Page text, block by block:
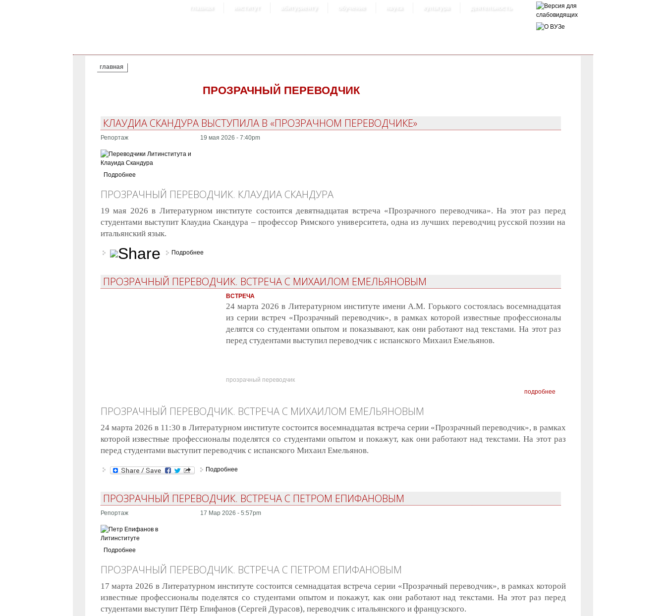
главная институт абитуриенту обучение наука культура деятельность
ВЫ ЗДЕСЬ
главная
ПРОЗРАЧНЫЙ ПЕРЕВОДЧИК
КЛАУДИА СКАНДУРА ВЫСТУПИЛА В «ПРОЗРАЧНОМ ПЕРЕВОДЧИКЕ»
Репортаж 19 мая 2026 - 7:40pm
Подробнее
ПРОЗРАЧНЫЙ ПЕРЕВОДЧИК. КЛАУДИА СКАНДУРА
19 мая 2026 в Литературном институте состоится девятнадцатая встреча «Прозрачного переводчика». На этот раз перед
студентами выступит Клаудиа Скандура – профессор Римского университета, одна из лучших переводчиц русской поэзии на
итальянский язык.
Подробнее
ПРОЗРАЧНЫЙ ПЕРЕВОДЧИК. ВСТРЕЧА С МИХАИЛОМ ЕМЕЛЬЯНОВЫМ
ВСТРЕЧА
24 марта 2026 в Литературном институте имени А.М. Горького состоялась восемнадцатая
из серии встреч «Прозрачный переводчик», в рамках которой известные профессионалы
делятся со студентами опытом и показывают, как они работают над текстами. На этот раз
перед студентами выступил переводчик с испанского Михаил Емельянов.
прозрачный переводчик
подробнее
ПРОЗРАЧНЫЙ ПЕРЕВОДЧИК. ВСТРЕЧА С МИХАИЛОМ ЕМЕЛЬЯНОВЫМ
24 марта 2026 в 11:30 в Литературном институте состоится восемнадцатая встреча серии «Прозрачный переводчик», в рамках
которой известные профессионалы поделятся со студентами опытом и покажут, как они работают над текстами. На этот раз
перед студентами выступит переводчик с испанского Михаил Емельянов.
Подробнее
ПРОЗРАЧНЫЙ ПЕРЕВОДЧИК. ВСТРЕЧА С ПЕТРОМ ЕПИФАНОВЫМ
Репортаж 17 Мар 2026 - 5:57pm
Подробнее
ПРОЗРАЧНЫЙ ПЕРЕВОДЧИК. ВСТРЕЧА С ПЕТРОМ ЕПИФАНОВЫМ
17 марта 2026 в Литературном институте состоится семнадцатая встреча серии «Прозрачный переводчик», в рамках которой
известные профессионалы поделятся со студентами опытом и покажут, как они работают над текстами. На этот раз перед
студентами выступит Пётр Епифанов (Сергей Дурасов), переводчик с итальянского и французского.